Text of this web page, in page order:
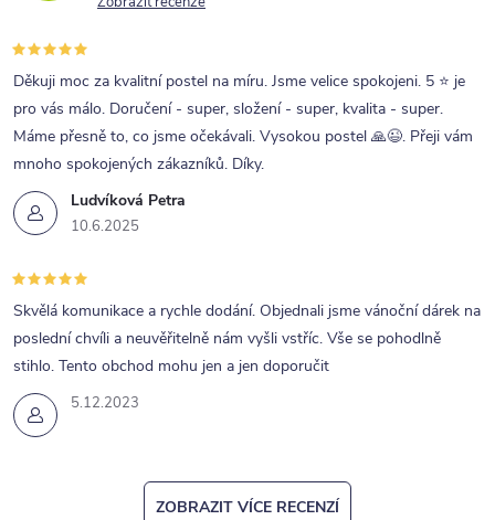
p
r
v
k
y
v
p
i
s
u
Ludvíková Petra
10.6.2025
Děkuji moc za kvalitní postel na míru. Jsme velice spokojeni. 5 ⭐ je
pro vás málo. Doručení - super, složení - super, kvalita - super.
Máme přesně to, co jsme očekávali. Vysokou postel 🙏😉. Přeji vám
mnoho spokojených zákazníků. Díky.
5.12.2023
Skvělá komunikace a rychle dodání. Objednali jsme vánoční dárek na
poslední chvíli a neuvěřitelně nám vyšli vstříc. Vše se pohodlně
stihlo. Tento obchod mohu jen a jen doporučit
ZOBRAZIT VÍCE RECENZÍ